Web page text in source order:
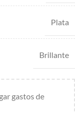
Plata
Brillante
gastos de